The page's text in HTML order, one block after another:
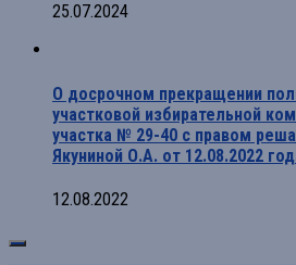
25.07.2024
О досрочном прекращении
участковой избирательной
участка № 29-40 с правом
Якуниной О.А. от 12.08.2022
12.08.2022